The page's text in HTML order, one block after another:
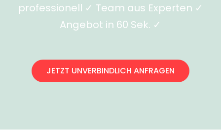
professionell ✓ Team aus Experten ✓
Angebot in 60 Sek. ✓
JETZT UNVERBINDLICH ANFRAGEN